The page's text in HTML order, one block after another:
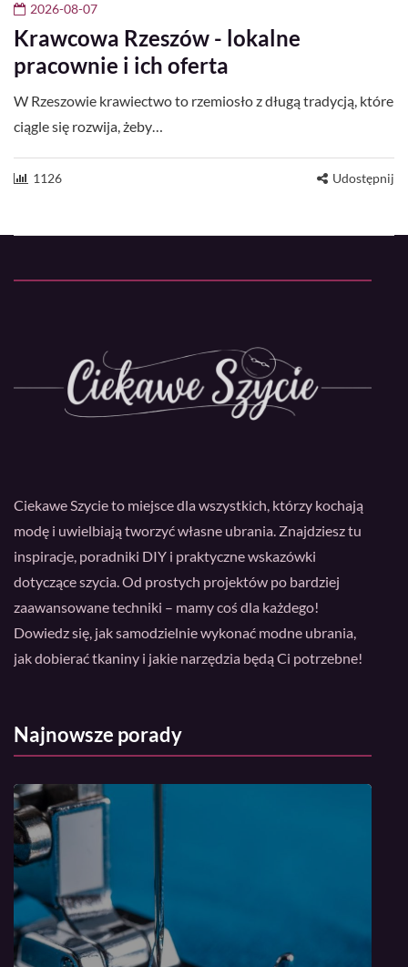
2026-08-07
Krawcowa Rzeszów - lokalne
pracownie i ich oferta
W Rzeszowie krawiectwo to rzemiosło z długą tradycją, które
ciągle się rozwija, żeby…
1126 Udostępnij
Ciekawe Szycie to miejsce dla wszystkich, którzy kochają
modę i uwielbiają tworzyć własne ubrania. Znajdziesz tu
inspiracje, poradniki DIY i praktyczne wskazówki
dotyczące szycia. Od prostych projektów po bardziej
zaawansowane techniki – mamy coś dla każdego!
Dowiedz się, jak samodzielnie wykonać modne ubrania,
jak dobierać tkaniny i jakie narzędzia będą Ci potrzebne!
Najnowsze porady